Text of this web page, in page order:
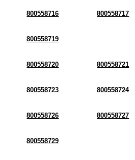
800558716 800558717
800558719
800558720 800558721
800558723 800558724
800558726 800558727
800558729